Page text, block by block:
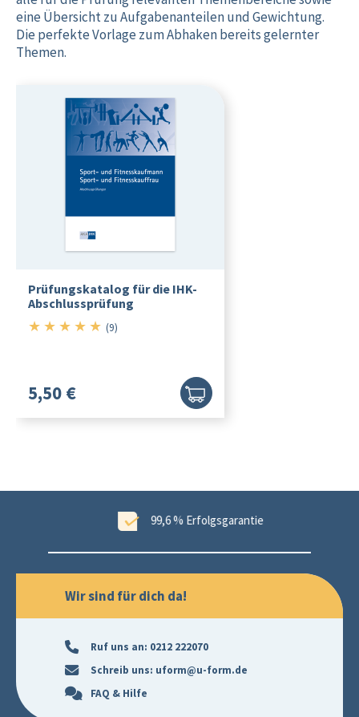
eine Übersicht zu Aufgabenanteilen und Gewichtung.
Die perfekte Vorlage zum Abhaken bereits gelernter
Themen.
Prüfungskatalog für die IHK-
Abschlussprüfung
★ ★ ★ ★ ★ 5/5
(9)
5,50 €
99,6 % Erfolgsgarantie
Wir sind für dich da!
Ruf uns an: 0212 222070
Schreib uns: uform@u-form.de
FAQ & Hilfe